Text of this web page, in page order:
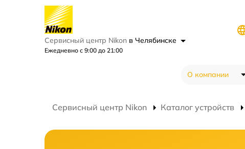
Сервисный центр Nikon в Челябинске
Ежедневно с 9:00 до 21:00
О компании
Сервисный центр Nikon Каталог устройств